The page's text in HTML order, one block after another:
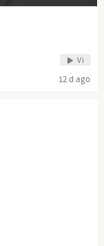
Vi
12 d ago